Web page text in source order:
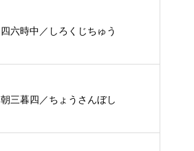
四六時中／しろくじちゅう
朝三暮四／ちょうさんぼし